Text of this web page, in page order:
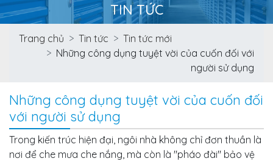
TIN TỨC
Trang chủ Tin tức
Tin tức mới
Những công dụng tuyệt vời của cuốn đối với
người sử dụng
Những công dụng tuyệt vời của cuốn đối
với người sử dụng
Trong kiến trúc hiện đại, ngôi nhà không chỉ đơn thuần là
nơi để che mưa che nắng, mà còn là "pháo đài" bảo vệ